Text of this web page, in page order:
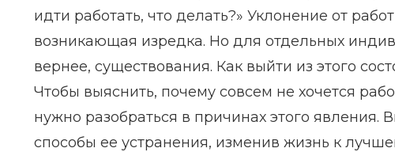
идти работать, что делать?» Уклонение от
возникающая изредка. Но для отдельных
вернее, существования. Как выйти из этого
Чтобы выяснить, почему совсем не хочется
нужно разобраться в причинах этого явления.
способы ее устранения, изменив жизнь к